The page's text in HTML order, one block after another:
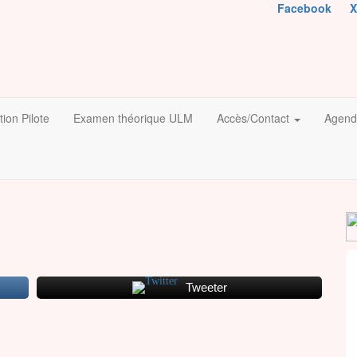
Facebook X
Pilote Examen théorique ULM Accès/Contact
Tweeter